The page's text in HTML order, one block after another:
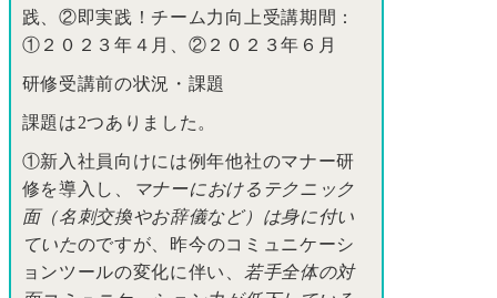
践、②即実践！チーム力向上受講期間：
①２０２３年４月、②２０２３年６月
研修受講前の状況・課題
課題は2つありました。
①新入社員向けには例年他社のマナー研
修を導入し、
マナーにおけるテクニック
面（名刺交換やお辞儀など）は身に付い
ていたのですが、昨今のコミュニケーシ
ョンツールの変化に伴い、 若手全体の対